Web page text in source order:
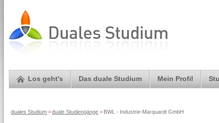
Los geht's Das duale Studium Mein Profil
duales Studium> duale Studiengänge > BWL - Industrie-Marquardt GmbH